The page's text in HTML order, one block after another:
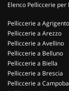
Elenco Pelliccerie per
Pelliccerie a Agrigento
Pelliccerie a Arezzo
Pelliccerie a Avellino
Pelliccerie a Belluno
Pelliccerie a Biella
Pelliccerie a Brescia
Pelliccerie a